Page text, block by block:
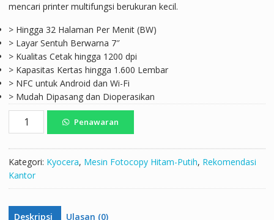
mencari printer multifungsi berukuran kecil.
> Hingga 32 Halaman Per Menit (BW)
> Layar Sentuh Berwarna 7″
> Kualitas Cetak hingga 1200 dpi
> Kapasitas Kertas hingga 1.600 Lembar
> NFC untuk Android dan Wi-Fi
> Mudah Dipasang dan Dioperasikan
Kuantitas
Kyocera
Penawaran
Kategori: Kyocera, Mesin Fotocopy Hitam-Putih, Rekomendasi
Kantor
Deskripsi Ulasan (0)